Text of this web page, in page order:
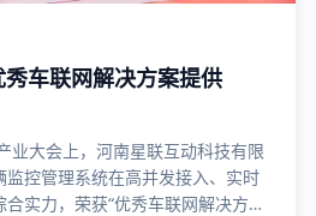
车联网解决方案提供
业大会上，河南星联互动科技有限
控管理系统在高并发接入、实时
实力，荣获“优秀车联网解决方案